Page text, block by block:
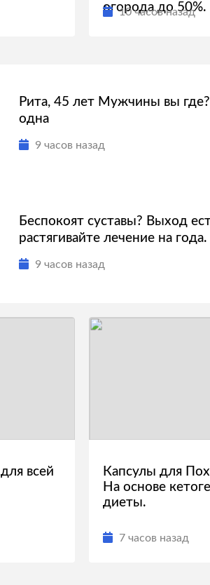
огорода до 50%.
10 часов назад
Рита, 45 лет Мужчины вы
одна
9 часов назад
Беспокоят суставы? Выход
растягивайте лечение на года.
9 часов назад
всей
Капсулы для
На основе
диеты.
7 часов назад